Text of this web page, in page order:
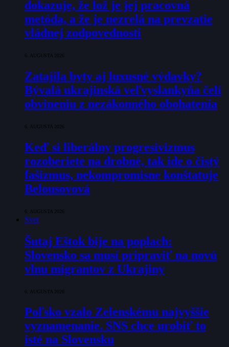
dokazuje, že lož je jej pracovná
metóda, a že je nezrelá na prevzatie
vládnej zodpovednosti
6. AUGUSTA 2026
Zatajila byty aj luxusné výdavky?
Bývalá ukrajinská veľvyslankyňa čelí
obvineniu z nezákonného obohatenia
6. AUGUSTA 2026
Keď si liberálny progresivizmus
rozoberiete na drobné, tak ide o čistý
fašizmus, nekompromisne konštatuje
Belousovová
6. AUGUSTA 2026
Svet
Šutaj Eštok bije na poplach:
Slovensko sa musí pripraviť na novú
vlnu migrantov z Ukrajiny
6. AUGUSTA 2026
Poľsko vzalo Zelenskému najvyššie
vyznamenanie. SNS chce urobiť to
isté na Slovensku